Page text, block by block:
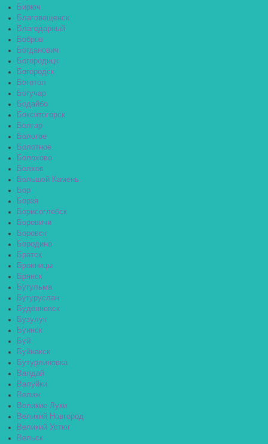
Бирюч
Благовещенск
Благодарный
Бобров
Богданович
Богородицк
Богородск
Боготол
Богучар
Бодайбо
Бокситогорск
Болгар
Бологое
Болотное
Болохово
Болхов
Большой Камень
Бор
Борзя
Борисоглебск
Боровичи
Боровск
Бородино
Братск
Бронницы
Брянск
Бугульма
Бугуруслан
Будённовск
Бузулук
Буинск
Буй
Буйнакск
Бутурлиновка
Валдай
Валуйки
Велиж
Великие Луки
Великий Новгород
Великий Устюг
Вельск